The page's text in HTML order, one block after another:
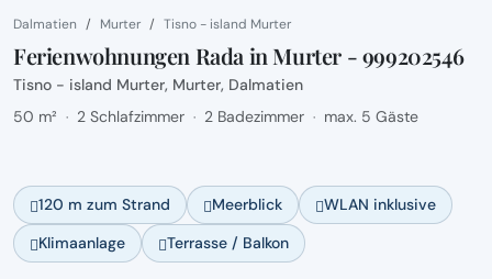
Dalmatien Murter Tisno - island Murter
Ferienwohnungen Rada in Murter - 999202546
Tisno - island Murter, Murter, Dalmatien
50 m² · 2 Schlafzimmer · 2 Badezimmer · max. 5 Gäste
120 m zum Strand Meerblick
WLAN inklusive
Klimaanlage
Terrasse / Balkon